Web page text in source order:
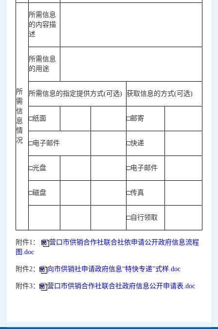
所
需
信
息
情
况
所需信息
的内容描
述
所需信息
的用途
所需信息的指定提供方式(可选) 获取信息的方式(可选)
□纸面 □邮寄
□电子邮件 □快递
□光盘 □电子邮件
□磁盘 □传真
□自行领取
附件1：
营口市供销合作社联合社依申请公开政府信息流程
图.doc
附件2： 向市供销社申请政府信息“特快专递”式样.doc
附件3： 营口市供销合作社联合社政府信息公开申请表.doc